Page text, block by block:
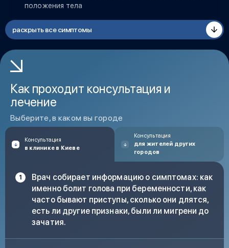
положения тела
тошнота, рвота на фоне сильного болевого приступа
вспышки света, “мушки” или затуманенное зрение
головокружение, трудности с концентрацией
сильная усталость и слабость после приступа
напряжение в области шеи и плеч
ощущение нехватки воздуха или внутреннего
беспокойства
раскрыть все симптомы
Как проходит консультация и
лечение
Выберите, в каком вы городе
Консультация
в клинике в Киеве
Консультация
для жителей других
городов
Врач собирает информацию о симптомах: как
именно болит голова при беременности, как
часто бывают приступы, сколько они длятся,
есть ли другие признаки, были ли мигрени до
зачатия.